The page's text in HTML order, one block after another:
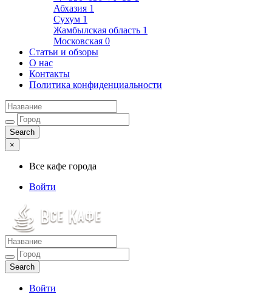
Абхазия 1
Сухум 1
Жамбылская область 1
Московская 0
Статьи и обзоры
О нас
Контакты
Политика конфиденциальности
×
Все кафе города
Войти
Все кафе города
Каталог хороших кафе
Войти